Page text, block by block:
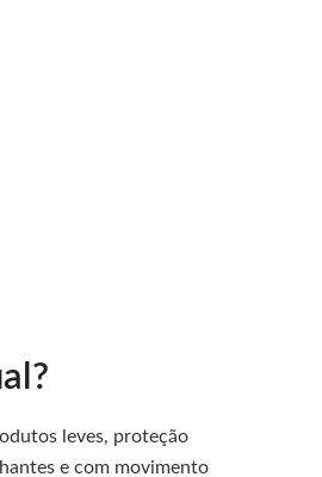
leves, proteção
e com movimento